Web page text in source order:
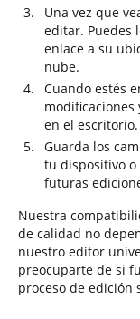
Una vez que
editar. Puedes
enlace a su
nube.
Cuando estés
modificaciones
en el escritorio.
Guarda los
tu dispositivo
futuras
Nuestra
de calidad no
nuestro editor
preocuparte de si
proceso de edición